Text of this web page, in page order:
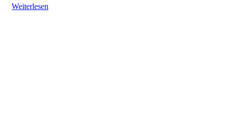
Weiterlesen